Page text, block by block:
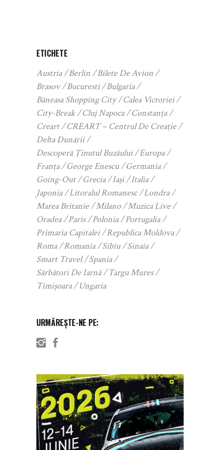
ETICHETE
Austria Berlin
Bilete De Avion
Brasov
Bucuresti
Bulgaria
Băneasa Shopping City
Calea Victoriei
City-Break
Cluj Napoca
Constanța
Creart
CREART – Centrul De Creație
Delta Dunării
Descoperă Ținutul Buzăului
Europa
Franța
George Enescu
Germania
Going-Out
Grecia Iași
Italia
Japonia
Litoralul Romanesc
Londra
Marea Britanie
Milano
Muzica Live
Oradea
Paris Polonia
Portugalia
Primaria Capitalei
Republica Moldova
Roma
Romania Sibiu
Sinaia
Smart Travel
Spania
Sărbători De Iarnă
Targu Mures
Timișoara
Ungaria
URMĂREȘTE-NE PE: